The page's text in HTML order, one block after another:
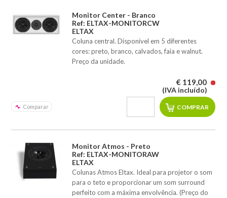
Monitor Center - Branco
Ref: ELTAX-MONITORCW
ELTAX
Coluna central. Disponível em 5 diferentes
cores: preto, branco, calvados, faia e walnut.
Preço da unidade.
Comparar
€ 119,00
(IVA incluído)
Monitor Atmos - Preto
Ref: ELTAX-MONITORAW
ELTAX
Colunas Atmos Eltax. Ideal para projetor o som
para o teto e proporcionar um som surround
perfeito com a máxima envolvência. (Preço do